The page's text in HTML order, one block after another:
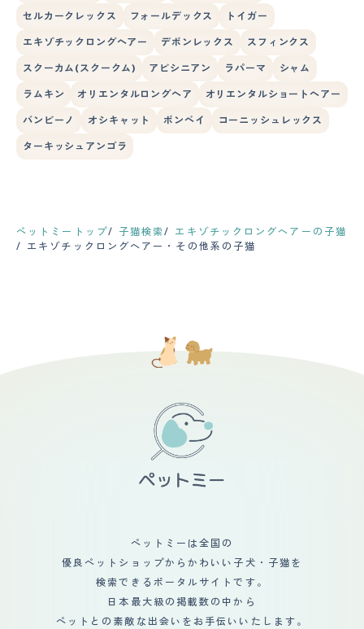
セルカークレックス フォールデックス トイガー
エキゾチックロングヘアー デボンレックス スフィンクス
スクーカム(スクークム) アビシニアン ラパーマ シャム
ラムキン オリエンタルロングヘア オリエンタルショートヘアー
バンビーノ オシキャット ボンベイ コーニッシュレックス
ターキッシュアンゴラ
ペットミートップ 子猫検索
エキゾチックロングヘアーの子猫
エキゾチックロングヘアー・その他系の子猫
ペットミーは全国の
優良ペットショップからかわいい子犬・子猫を
検索できるポータルサイトです。
日本最大級の掲載数の中から
ペットとの素敵な出会いをお手伝いいたします。